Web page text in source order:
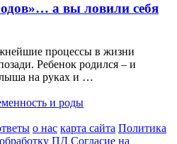
а вы ловили себя
процессы в жизни
Ребенок родился – и
на руках и …
и роды
о нас карта сайта Политика
ПД Согласие на